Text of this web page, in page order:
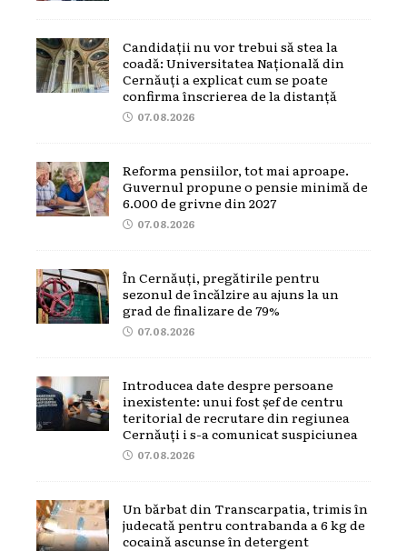
Candidații nu vor trebui să stea la
coadă: Universitatea Națională din
Cernăuți a explicat cum se poate
confirma înscrierea de la distanță
07.08.2026
Reforma pensiilor, tot mai aproape.
Guvernul propune o pensie minimă de
6.000 de grivne din 2027
07.08.2026
În Cernăuți, pregătirile pentru
sezonul de încălzire au ajuns la un
grad de finalizare de 79%
07.08.2026
Introducea date despre persoane
inexistente: unui fost șef de centru
teritorial de recrutare din regiunea
Cernăuți i s-a comunicat suspiciunea
07.08.2026
Un bărbat din Transcarpatia, trimis în
judecată pentru contrabanda a 6 kg de
cocaină ascunse în detergent